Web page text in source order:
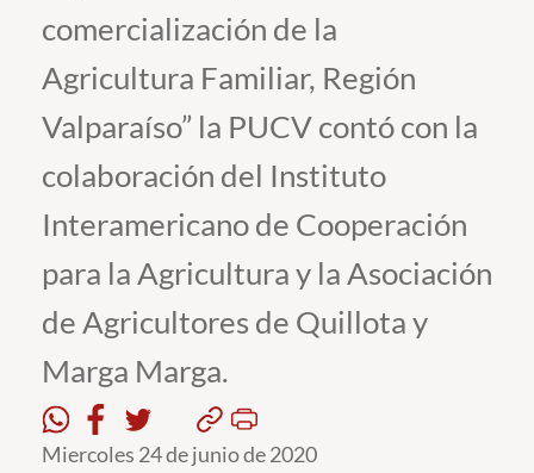
Formación Continua
Estudiantes
Académicos
Funcionarios
Alumni
English
comercialización de la
Agricultura Familiar, Región
Valparaíso” la PUCV contó con la
colaboración del Instituto
Interamericano de Cooperación
para la Agricultura y la Asociación
de Agricultores de Quillota y
Marga Marga.
Miercoles 24 de junio de 2020